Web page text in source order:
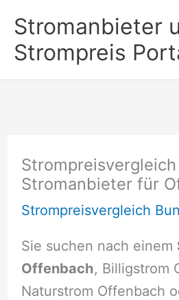
Inhalt
springen
Stromanbieter
Strompreis
Stromanbieter für
Strompreisvergleich
Sie suchen nach einem
Offenbach, Billigstrom
Naturstrom Offenbach